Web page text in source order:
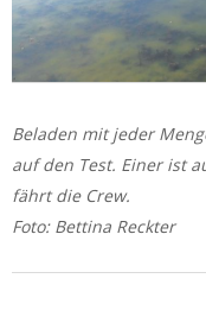
Beladen mit jeder
auf den Test. Einer ist
fährt die Crew.
Foto: Bettina Reckter